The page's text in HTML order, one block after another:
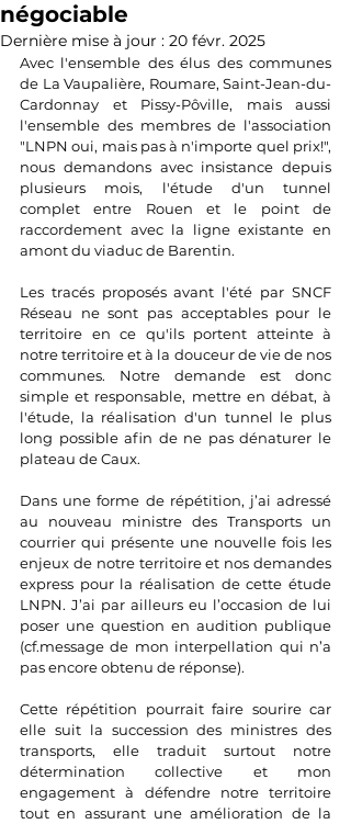
négociable
Dernière mise à jour : 20 févr. 2025
Avec l'ensemble des élus des communes
de La Vaupalière, Roumare, Saint-Jean-du-
Cardonnay et Pissy-Pôville, mais aussi
l'ensemble des membres de l'association
"LNPN oui, mais pas à n'importe quel prix!",
nous demandons avec insistance depuis
plusieurs mois, l'étude d'un tunnel
complet entre Rouen et le point de
raccordement avec la ligne existante en
amont du viaduc de Barentin.
Les tracés proposés avant l'été par SNCF
Réseau ne sont pas acceptables pour le
territoire en ce qu'ils portent atteinte à
notre territoire et à la douceur de vie de nos
communes. Notre demande est donc
simple et responsable, mettre en débat, à
l'étude, la réalisation d'un tunnel le plus
long possible afin de ne pas dénaturer le
plateau de Caux.
Dans une forme de répétition, j’ai adressé
au nouveau ministre des Transports un
courrier qui présente une nouvelle fois les
enjeux de notre territoire et nos demandes
express pour la réalisation de cette étude
LNPN. J’ai par ailleurs eu l’occasion de lui
poser une question en audition publique
(cf.message de mon interpellation qui n’a
pas encore obtenu de réponse).
Cette répétition pourrait faire sourire car
elle suit la succession des ministres des
transports, elle traduit surtout notre
détermination collective et mon
engagement à défendre notre territoire
tout en assurant une amélioration de la